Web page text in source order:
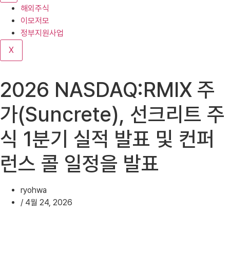
기
해외주식
이모저모
정부지원사업
X
2026 NASDAQ:RMIX 주
가(Suncrete), 선크리트 주
식 1분기 실적 발표 및 컨퍼
런스 콜 일정을 발표
ryohwa
/ 4월 24, 2026